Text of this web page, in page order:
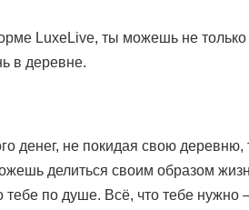
LuxeLive, ты можешь не только
в деревне.
денег, не покидая свою
делиться своим образом
тебе по душе. Всё, что тебе нужно